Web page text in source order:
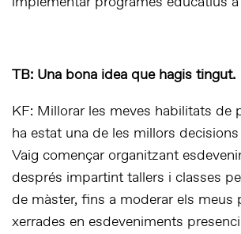
TB: Una bona idea que hagis tingut.
KF: Millorar les meves habilitats de
ha estat una de les millors
Vaig començar organitzant
després impartint tallers i classes
de màster, fins a moderar els meus
xerrades en esdeveniments